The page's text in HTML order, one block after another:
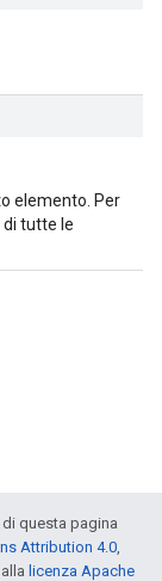
elemento. Per
di tutte le
questa pagina
Attribution 4.0,
licenza Apache